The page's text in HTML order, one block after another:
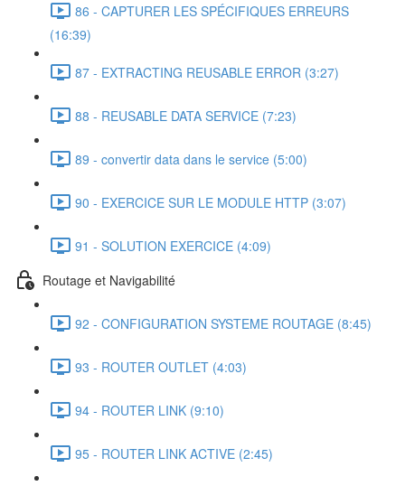
86 - CAPTURER LES SPÉCIFIQUES ERREURS
(16:39)
87 - EXTRACTING REUSABLE ERROR (3:27)
88 - REUSABLE DATA SERVICE (7:23)
89 - convertir data dans le service (5:00)
90 - EXERCICE SUR LE MODULE HTTP (3:07)
91 - SOLUTION EXERCICE (4:09)
Routage et Navigabilité
92 - CONFIGURATION SYSTEME ROUTAGE (8:45)
93 - ROUTER OUTLET (4:03)
94 - ROUTER LINK (9:10)
95 - ROUTER LINK ACTIVE (2:45)